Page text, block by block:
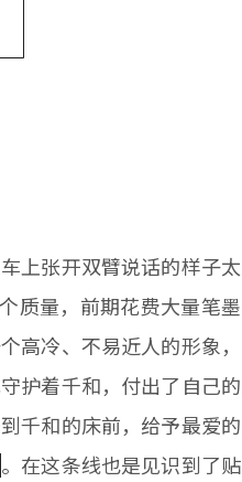
上张开双臂说话的样子太
质量，前期花费大量笔墨
高冷、不易近人的形象，
护着千和，付出了自己的
千和的床前，给予最爱的
。在这条线也是见识到了贴